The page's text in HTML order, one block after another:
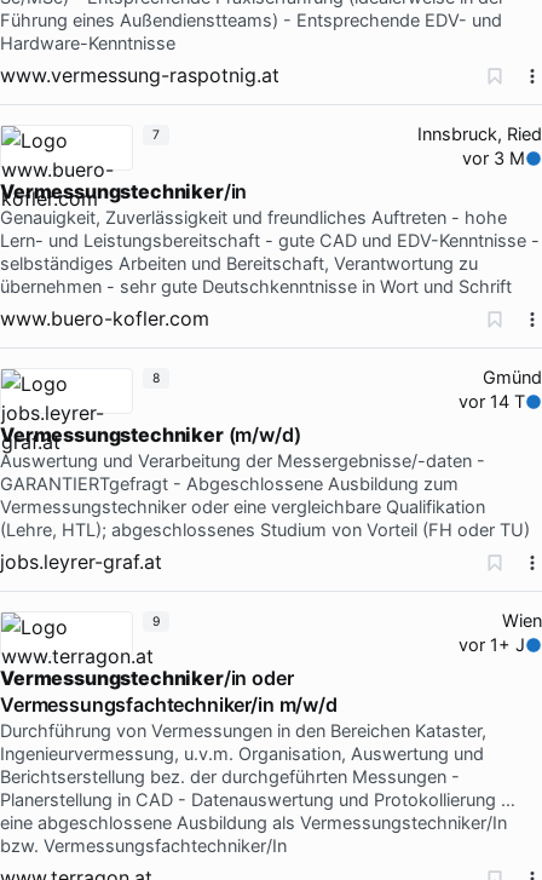
Führung eines Außendienstteams) - Entsprechende EDV- und
Hardware-Kenntnisse
www.vermessung-raspotnig.at
Innsbruck, Ried
vor 3 M
Vermessungstechniker/in
Genauigkeit, Zuverlässigkeit und freundliches Auftreten - hohe
Lern- und Leistungsbereitschaft - gute CAD und EDV-Kenntnisse -
selbständiges Arbeiten und Bereitschaft, Verantwortung zu
übernehmen - sehr gute Deutschkenntnisse in Wort und Schrift
www.buero-kofler.com
7
Gmünd
vor 14 T
Vermessungstechniker(m/w/d)
Auswertung und Verarbeitung der Messergebnisse/-daten -
GARANTIERTgefragt - Abgeschlossene Ausbildung zum
Vermessungstechniker oder eine vergleichbare Qualifikation
(Lehre, HTL); abgeschlossenes Studium von Vorteil (FH oder TU)
jobs.leyrer-graf.at
8
Wien
vor 1+ J
Vermessungstechniker/in oder
Vermessungsfachtechniker/in m/w/d
Durchführung von Vermessungen in den Bereichen Kataster,
Ingenieurvermessung, u.v.m. Organisation, Auswertung und
Berichtserstellung bez. der durchgeführten Messungen -
Planerstellung in CAD - Datenauswertung und Protokollierung …
eine abgeschlossene Ausbildung als Vermessungstechniker/In
bzw. Vermessungsfachtechniker/In
9